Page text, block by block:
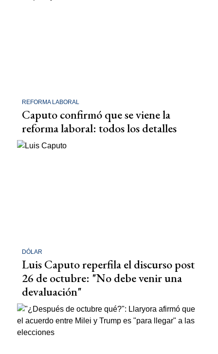
REFORMA LABORAL
Caputo confirmó que se viene la
reforma laboral: todos los detalles
DÓLAR
Luis Caputo reperfila el discurso post
26 de octubre: "No debe venir una
devaluación"